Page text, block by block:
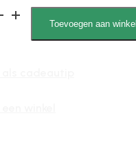
Toevoegen aan